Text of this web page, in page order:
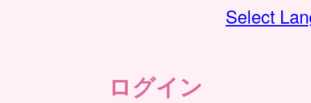
Select
ログイン